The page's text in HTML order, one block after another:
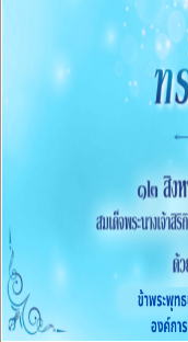
ของหน่วยงาน ประ
การบริหารแล
O13 หลักเกณฑ์แล
O14 รายงานผลก
O15 ประมวลจริยธ
การส่งเสริมควา